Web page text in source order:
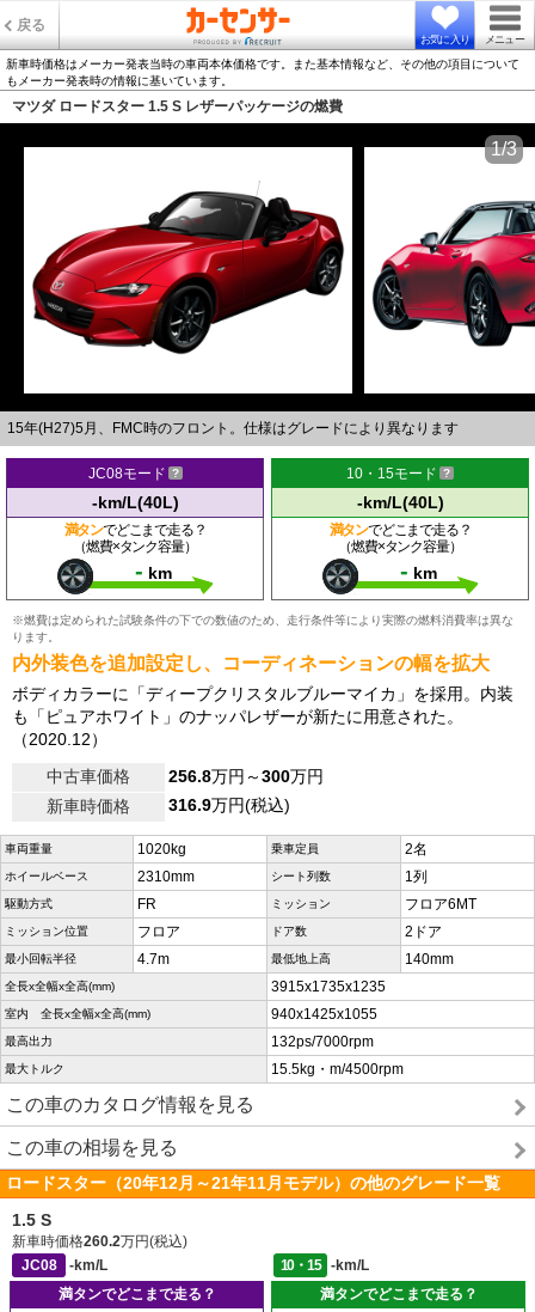
戻る
お気に入り メニュー
新車時価格はメーカー発表当時の車両本体価格です。また基本情報など、その他の項目について
もメーカー発表時の情報に基いています。
マツダ ロードスター 1.5 S レザーパッケージの燃費
15年(H27)5月、FMC時のフロント。仕様はグレードにより異なります
1/3
JC08モード
-km/L(40L)
満タンでどこまで走る？
（燃費×タンク容量）
- km
10・15モード
-km/L(40L)
満タンでどこまで走る？
（燃費×タンク容量）
- km
※燃費は定められた試験条件の下での数値のため、走行条件等により実際の燃料消費率は異な
ります。
内外装色を追加設定し、コーディネーションの幅を拡大
ボディカラーに「ディープクリスタルブルーマイカ」を採用。内装
も「ピュアホワイト」のナッパレザーが新たに用意された。
（2020.12）
中古車価格
256.8万円～300万円
新車時価格
316.9万円(税込)
車両重量 1020kg 乗車定員 2名
ホイールベース 2310mm シート列数 1列
駆動方式 FR ミッション フロア6MT
ミッション位置 フロア ドア数 2ドア
最小回転半径 4.7m 最低地上高 140mm
全長x全幅x全高(mm) 3915x1735x1235
室内 全長x全幅x全高(mm) 940x1425x1055
最高出力 132ps/7000rpm
最大トルク 15.5kg・m/4500rpm
この車のカタログ情報を見る
この車の相場を見る
ロードスター（20年12月～21年11月モデル）の他のグレード一覧
1.5 S
新車時価格260.2万円(税込)
JC08
-km/L 10・15
-km/L
満タンでどこまで走る？
満タンでどこまで走る？